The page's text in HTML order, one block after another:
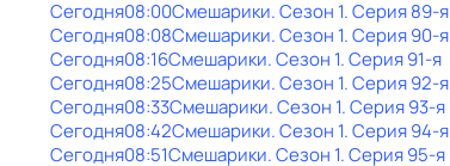
Сегодня08:00Смешарики. Сезон 1. Серия 89-я
Сегодня08:08Смешарики. Сезон 1. Серия 90-я
Сегодня08:16Смешарики. Сезон 1. Серия 91-я
Сегодня08:25Смешарики. Сезон 1. Серия 92-я
Сегодня08:33Смешарики. Сезон 1. Серия 93-я
Сегодня08:42Смешарики. Сезон 1. Серия 94-я
Сегодня08:51Смешарики. Сезон 1. Серия 95-я